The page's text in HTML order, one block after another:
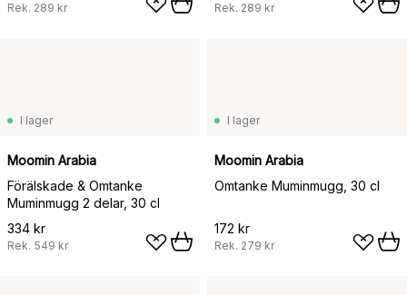
Rek. 289 kr Rek. 289 kr
I lager
Moomin Arabia
Förälskade & Omtanke
Muminmugg 2 delar, 30 cl
334 kr
Rek. 549 kr
I lager
Moomin Arabia
Omtanke Muminmugg, 30 cl
172 kr
Rek. 279 kr